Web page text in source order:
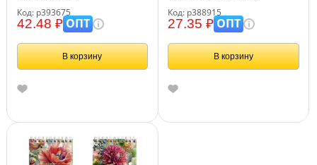
Код: р393675
42.48 ₽ОПТ
В корзину
Код: р388915
27.35 ₽ОПТ
В корзину